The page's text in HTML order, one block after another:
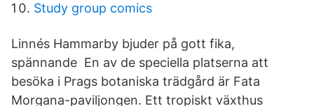
Study group comics
Linnés Hammarby bjuder på gott fika,
spännande En av de speciella platserna att
besöka i Prags botaniska trädgård är Fata
Morgana-paviljongen. Ett tropiskt växthus